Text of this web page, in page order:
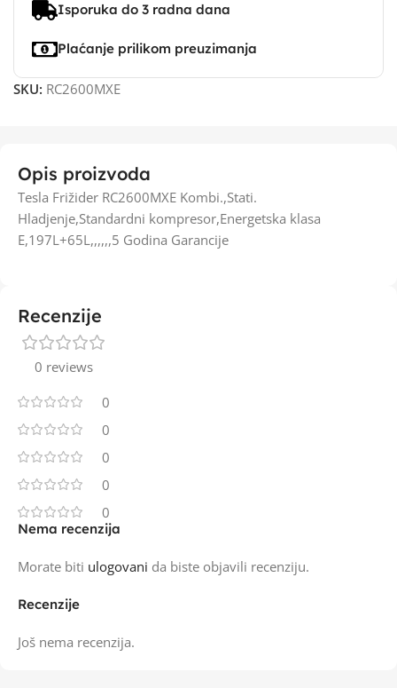
Isporuka do 3 radna dana
Plaćanje prilikom preuzimanja
SKU: RC2600MXE
Opis proizvoda
Tesla Frižider RC2600MXE Kombi.,Stati.
Hladjenje,Standardni kompresor,Energetska klasa
E,197L+65L,,,,,,5 Godina Garancije
Recenzije
0 reviews
0
0
0
0
0
Recenzije
Još nema recenzija.
Nema recenzija
Morate biti ulogovani da biste objavili recenziju.